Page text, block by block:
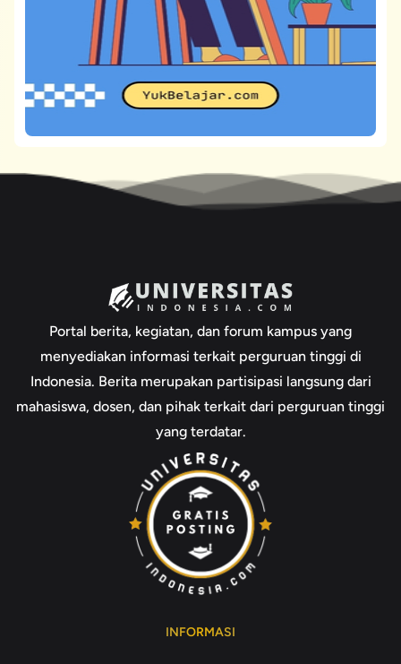
Portal berita, kegiatan, dan forum kampus yang
menyediakan informasi terkait perguruan tinggi di
Indonesia. Berita merupakan partisipasi langsung dari
mahasiswa, dosen, dan pihak terkait dari perguruan tinggi
yang terdatar.
INFORMASI